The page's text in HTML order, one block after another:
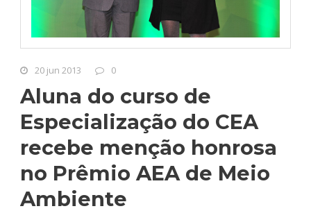
20 jun 2013 0
Aluna do curso de
Especialização do CEA
recebe menção honrosa
no Prêmio AEA de Meio
Ambiente